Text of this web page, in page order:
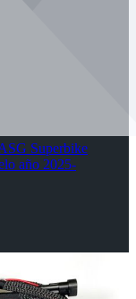
Superbike
año 2025-